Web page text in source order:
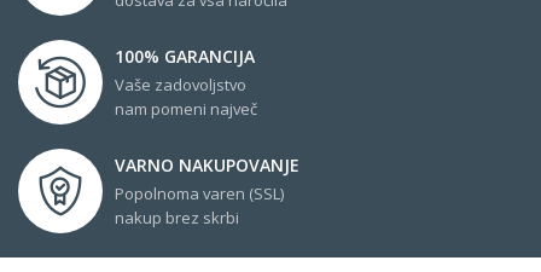
100% GARANCIJA
Vaše zadovoljstvo
nam pomeni največ
VARNO NAKUPOVANJE
Popolnoma varen (SSL)
nakup brez skrbi